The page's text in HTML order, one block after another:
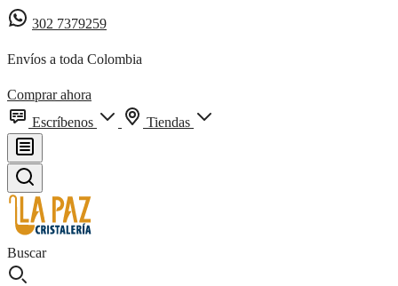
302 7379259
Envíos a toda Colombia
Comprar ahora
Escríbenos
Tiendas
Buscar